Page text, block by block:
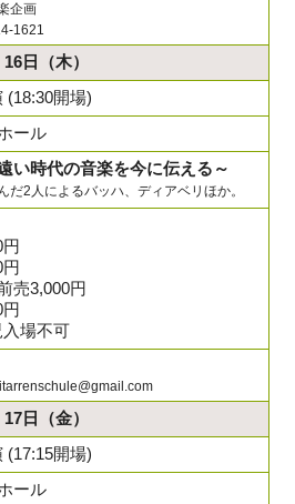
企画
1621
16日
（木）
(18:30開場)
ール
い時代の音楽を今に伝える～
だ2人によるバッハ、ディアベリほか。
売3,000円
場不可
17日
（金）
(17:15開場)
ール